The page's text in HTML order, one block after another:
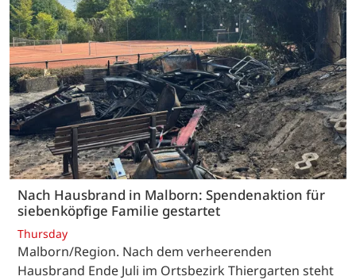
Nach Hausbrand in Malborn: Spendenaktion für
siebenköpfige Familie gestartet
Thursday
Malborn/Region. Nach dem verheerenden
Hausbrand Ende Juli im Ortsbezirk Thiergarten steht